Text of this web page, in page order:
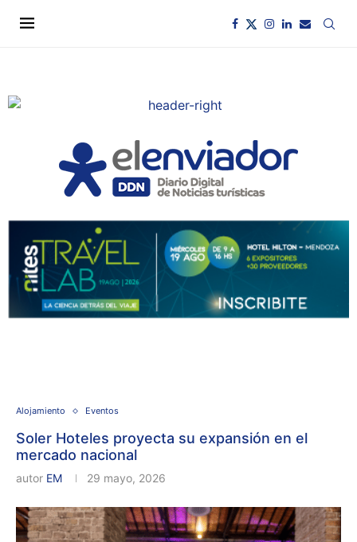
Alojamiento Eventos
Soler Hoteles proyecta su expansión en el
mercado nacional
autor EM 29 mayo, 2026